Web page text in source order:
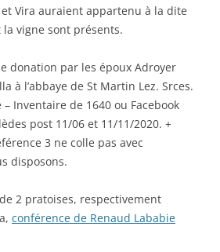
Vira auraient appartenu à la dite
vigne sont présents.
donation par les époux Adroyer
à l’abbaye de St Martin Lez. Srces.
– Inventaire de 1640 ou Facebook
post 11/06 et 11/11/2020. +
3 ne colle pas avec
disposons.
2 pratoises, respectivement
conférence de Renaud Lababie